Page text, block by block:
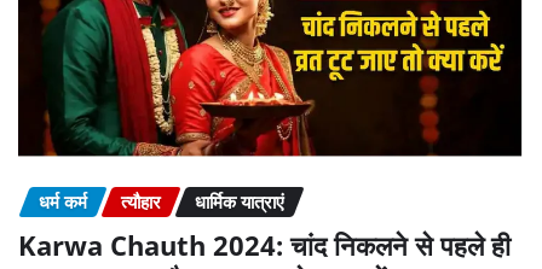
धर्म कर्म त्यौहार धार्मिक यात्राएं
Karwa Chauth 2024: चांद निकलने से पहले ही